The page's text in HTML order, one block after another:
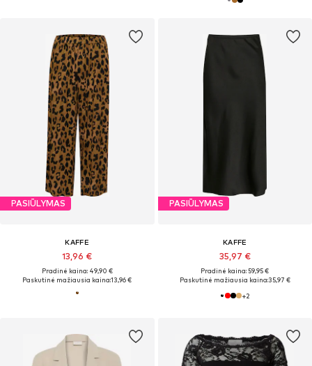
PASIŪLYMAS
KAFFE
13,96 €
Pradinė kaina: 49,90 €
Paskutinė mažiausia kaina:13,96 €
PASIŪLYMAS
KAFFE
35,97 €
Pradinė kaina: 59,95 €
Paskutinė mažiausia kaina:35,97 €
+2